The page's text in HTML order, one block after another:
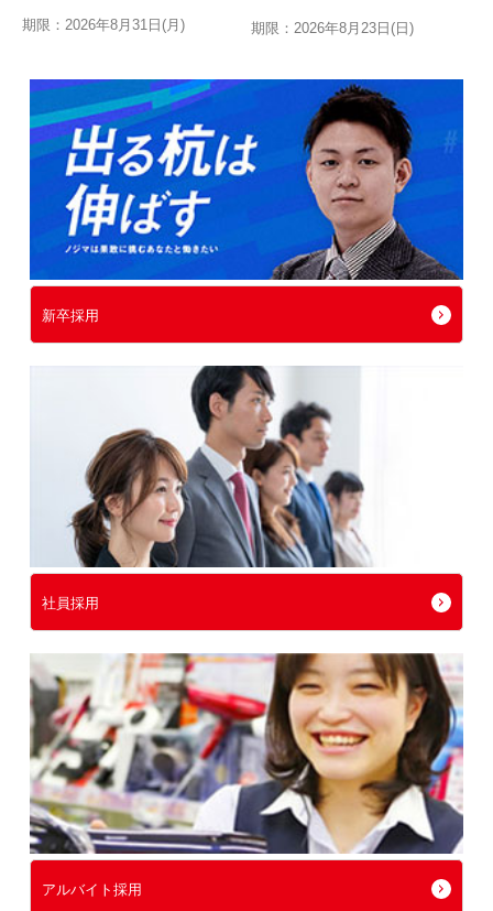
期限：2026年8月31日(月) 期限：2026年8月23日(日)
新卒採用
社員採用
アルバイト採用